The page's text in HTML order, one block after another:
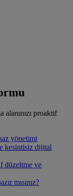
proaktif
yönetimi
kesintisiz dijital
düzeltme ve
mısınız?